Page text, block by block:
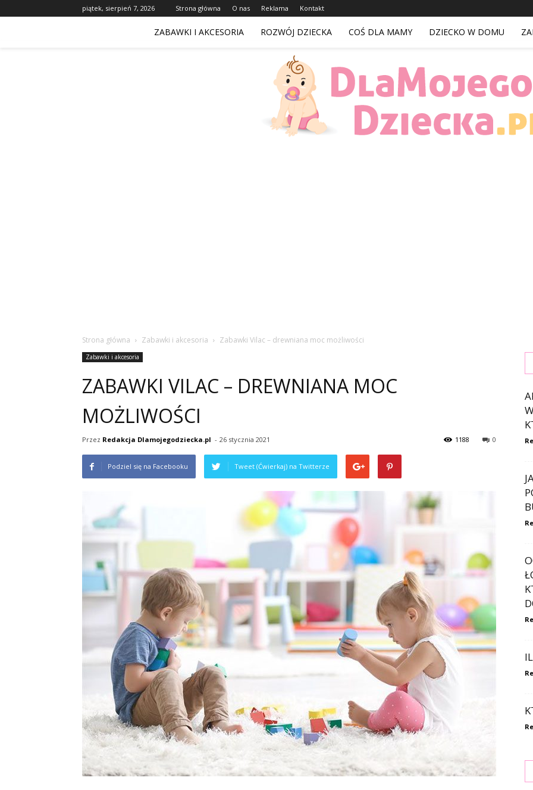
piątek, sierpień 7, 2026 Strona główna O nas Reklama Kontakt
ZABAWKI I AKCESORIA ROZWÓJ DZIECKA COŚ DLA MAMY DZIECKO W DOMU
Strona główna Zabawki i akcesoria Zabawki Vilac – drewniana moc możliwości
Zabawki i akcesoria
ZABAWKI VILAC – DREWNIANA MOC
MOŻLIWOŚCI
Przez Redakcja Dlamojegodziecka.pl - 26 stycznia 2021 0
1188
Podziel się na Facebooku Tweet (Ćwierkaj) na Twitterze